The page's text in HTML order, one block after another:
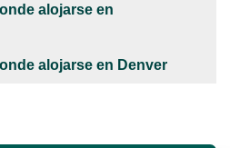
alojarse en
alojarse en Denver